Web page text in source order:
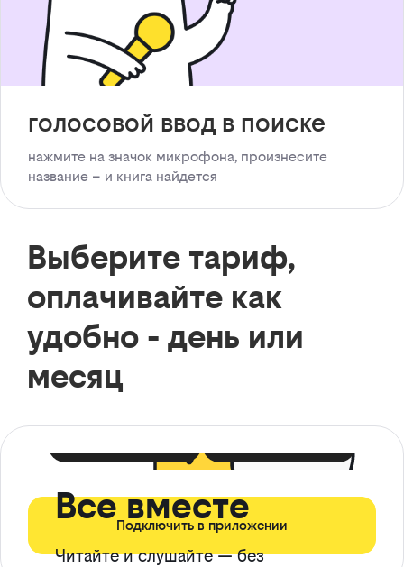
голосовой ввод в поиске
нажмите на значок микрофона, произнесите
название – и книга найдется
Выберите тариф,
оплачивайте как
удобно - день или
месяц
Все вместе
Читайте и слушайте — без
Подключить в приложении